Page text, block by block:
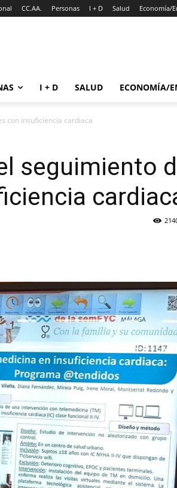
CC.AA. Personas I + D Salud Economía/
I + D SALUD ECONOMÍA/
con insuficiencia cardiaca
seguimiento